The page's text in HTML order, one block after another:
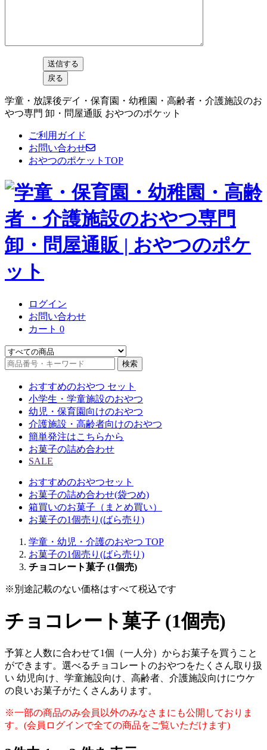
学童・放課後デイ・保育園・幼稚園・高齢者・介護施設のお
やつ専門 卸・問屋通販 おやつのポケット
ご利用ガイド
お問い合わせ
おやつのポケットTOP
ログイン
お問い合わせ
カート 0
検索
おすすめのおやつ セット
小学生・学童施設のおやつ
幼児・保育園向けのおやつ
介護施設・高齢者向けのおやつ
簡単発注はこちらから
お菓子の詰め合わせ
SALE
おすすめのおやつセット
お菓子の詰め合わせ(袋つめ)
箱買いのお菓子（まとめ買い）
お菓子の1個売り(ばら売り)
学童・幼児・介護のおやつ TOP
お菓子の1個売り(ばら売り)
チョコレート菓子 (1個売)
※別途記載のない価格はすべて税込です
チョコレート菓子 (1個売)
予算と人数に合わせて1個（一人分）からお菓子を買うこと
ができます。選べるチョコレートのおやつをたくさん取り扱
い 幼児向け、学童施設向け、高齢者、介護施設向けにウケ
の良いお菓子がたくさんあります。
※一部の商品のみ会員以外のみなさまにも公開しておりま
す。(会員ログインで全ての商品をご覧いただけます)